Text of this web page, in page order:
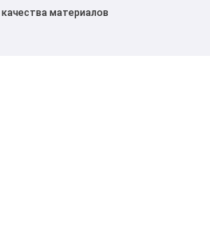
материалов